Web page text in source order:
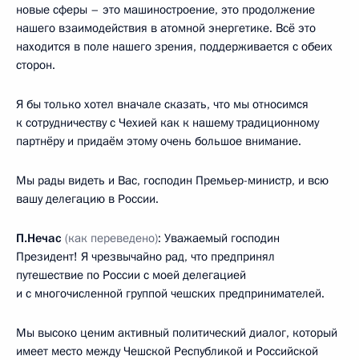
новые сферы – это машиностроение, это продолжение
нашего взаимодействия в атомной энергетике. Всё это
находится в поле нашего зрения, поддерживается с обеих
сторон.
Я бы только хотел вначале сказать, что мы относимся
к сотрудничеству с Чехией как к нашему традиционному
партнёру и придаём этому очень большое внимание.
Мы рады видеть и Вас, господин Премьер-министр, и всю
вашу делегацию в России.
П.Нечас (как переведено): Уважаемый господин
Президент! Я чрезвычайно рад, что предпринял
путешествие по России с моей делегацией
и с многочисленной группой чешских предпринимателей.
Мы высоко ценим активный политический диалог, который
имеет место между Чешской Республикой и Российской